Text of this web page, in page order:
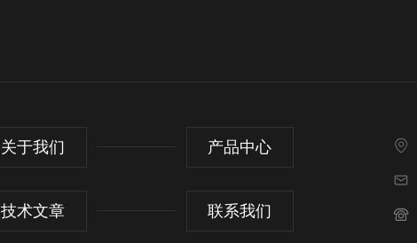
关于我们 产品中心
技术文章 联系我们